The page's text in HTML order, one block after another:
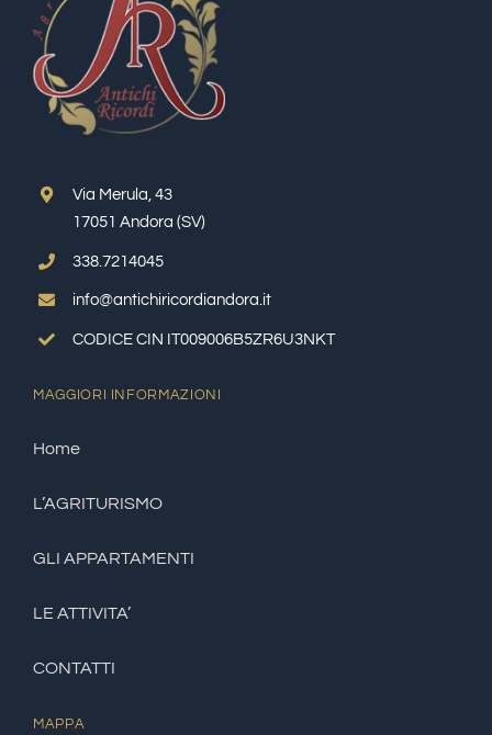
Via Merula, 43
17051 Andora (SV)
338.7214045
info@antichiricordiandora.it
CODICE CIN IT009006B5ZR6U3NKT
MAGGIORI INFORMAZIONI
Home
L’AGRITURISMO
GLI APPARTAMENTI
LE ATTIVITA’
CONTATTI
MAPPA